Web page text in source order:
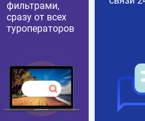
фильтрами,
сразу от всех
туроператоров